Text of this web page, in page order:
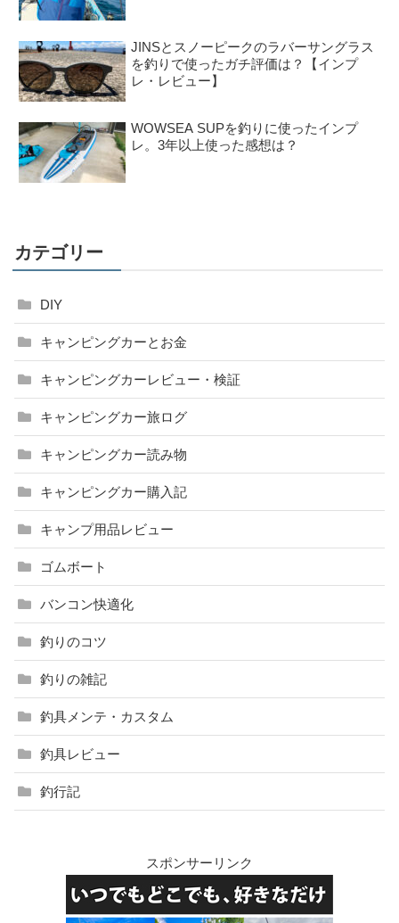
JINSとスノーピークのラバーサングラス
を釣りで使ったガチ評価は？【インプ
レ・レビュー】
WOWSEA SUPを釣りに使ったインプ
レ。3年以上使った感想は？
カテゴリー
DIY
キャンピングカーとお金
キャンピングカーレビュー・検証
キャンピングカー旅ログ
キャンピングカー読み物
キャンピングカー購入記
キャンプ用品レビュー
ゴムボート
バンコン快適化
釣りのコツ
釣りの雑記
釣具メンテ・カスタム
釣具レビュー
釣行記
スポンサーリンク